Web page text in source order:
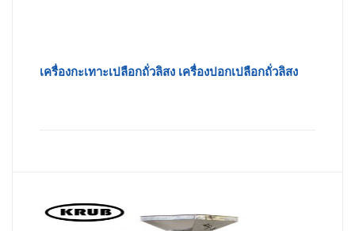
เครื่องกะเทาะเปลือกถั่วลิสง เครื่องปอกเปลือกถั่วลิสง